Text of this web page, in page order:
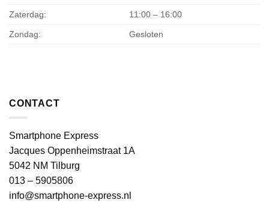
Zaterdag: 11:00 – 16:00
Zondag: Gesloten
CONTACT
Smartphone Express
Jacques Oppenheimstraat 1A
5042 NM Tilburg
013 – 5905806
info@smartphone-express.nl